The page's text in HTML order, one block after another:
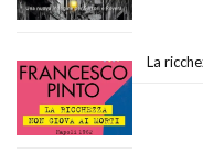
La